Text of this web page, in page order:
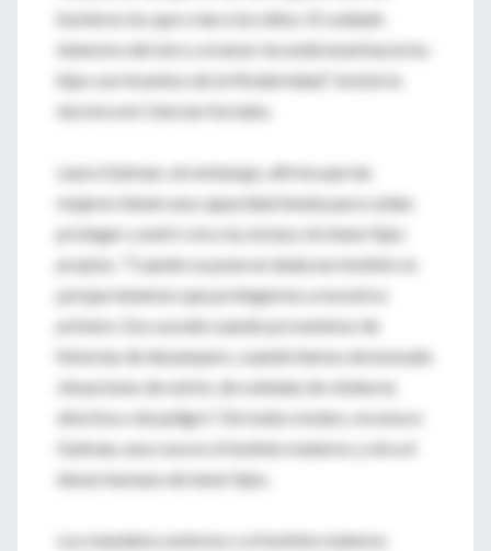
hombres los que crían a los niños. El cuidado
intensivo del otro y el amor incondicional hacia los
hijos son inventos de la Modernidad", insiste la
doctora en Ciencias Sociales.
Laura Gutman, sin embargo, afirma que las
mujeres tienen una capacidad innata para cuidar,
proteger y nutrir a la cría, incluso sin tener hijos
propios. "Cuando se pone en duda ese instinto es
porque tenemos que protegernos a nosotros
primero. Eso sucede cuando provenimos de
historias de desamparo, cuando hemos atravesado
situaciones de estrés, de soledad, de violencia
afectiva o de peligro". De todos modos, reconoce
Gutman, una cosa es el instinto materno y otra el
deseo humano de tener hijos.
Los mandatos externos o el instinto materno